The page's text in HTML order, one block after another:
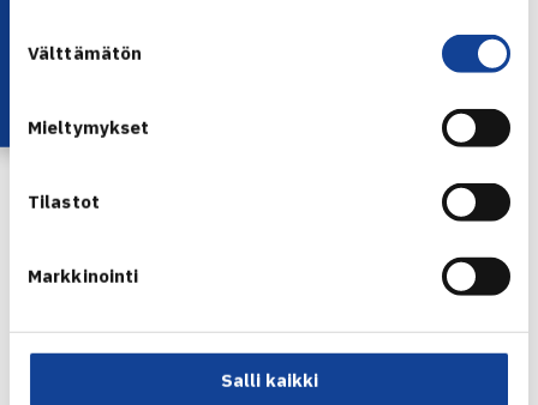
valinta
Välttämätön
Mieltymykset
Tilastot
Markkinointi
Salli kaikki
Lataa OmaTennis!